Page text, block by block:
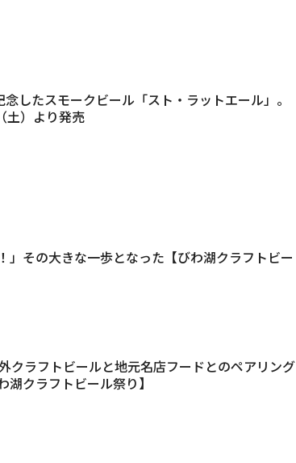
したスモークビール「スト・ラットエール」。
土）より発売
」その大きな一歩となった【びわ湖クラフトビー
ラフトビールと地元名店フードとのペアリング
クラフトビール祭り】